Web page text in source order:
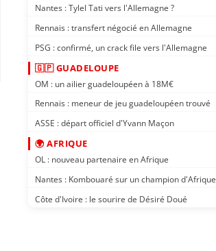
Nantes : Tylel Tati vers l'Allemagne ?
Rennais : transfert négocié en Allemagne
PSG : confirmé, un crack file vers l'Allemagne
🇬🇵 GUADELOUPE
OM : un ailier guadeloupéen à 18M€
Rennais : meneur de jeu guadeloupéen trouvé
ASSE : départ officiel d'Yvann Maçon
🌍 AFRIQUE
OL : nouveau partenaire en Afrique
Nantes : Kombouaré sur un champion d'Afrique
Côte d'Ivoire : le sourire de Désiré Doué